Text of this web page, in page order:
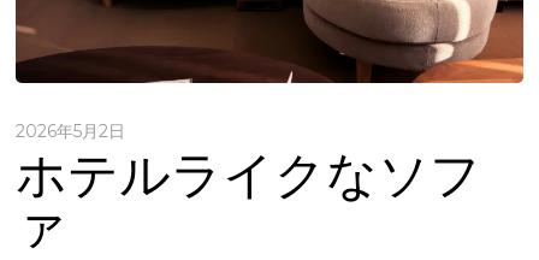
2026年5月2日
ホテルライクなソフ
ァ